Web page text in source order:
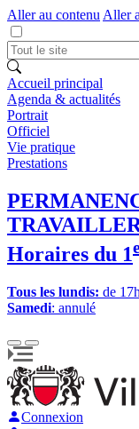
Aller au contenu Aller
Accueil principal
Agenda & actualités
Portrait
Officiel
Vie pratique
Prestations
Horaires du 1
Tous les lundis: de
Samedi: annulé
Connexion